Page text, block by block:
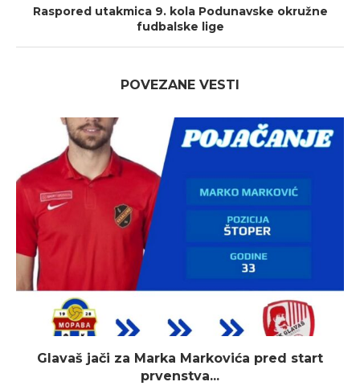
Raspored utakmica 9. kola Podunavske okružne
fudbalske lige
POVEZANE VESTI
Glavaš jači za Marka Markovića pred start
prvenstva...